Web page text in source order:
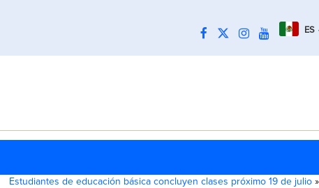
ES
Estudiantes de educación básica concluyen clases próximo 19 de julio »